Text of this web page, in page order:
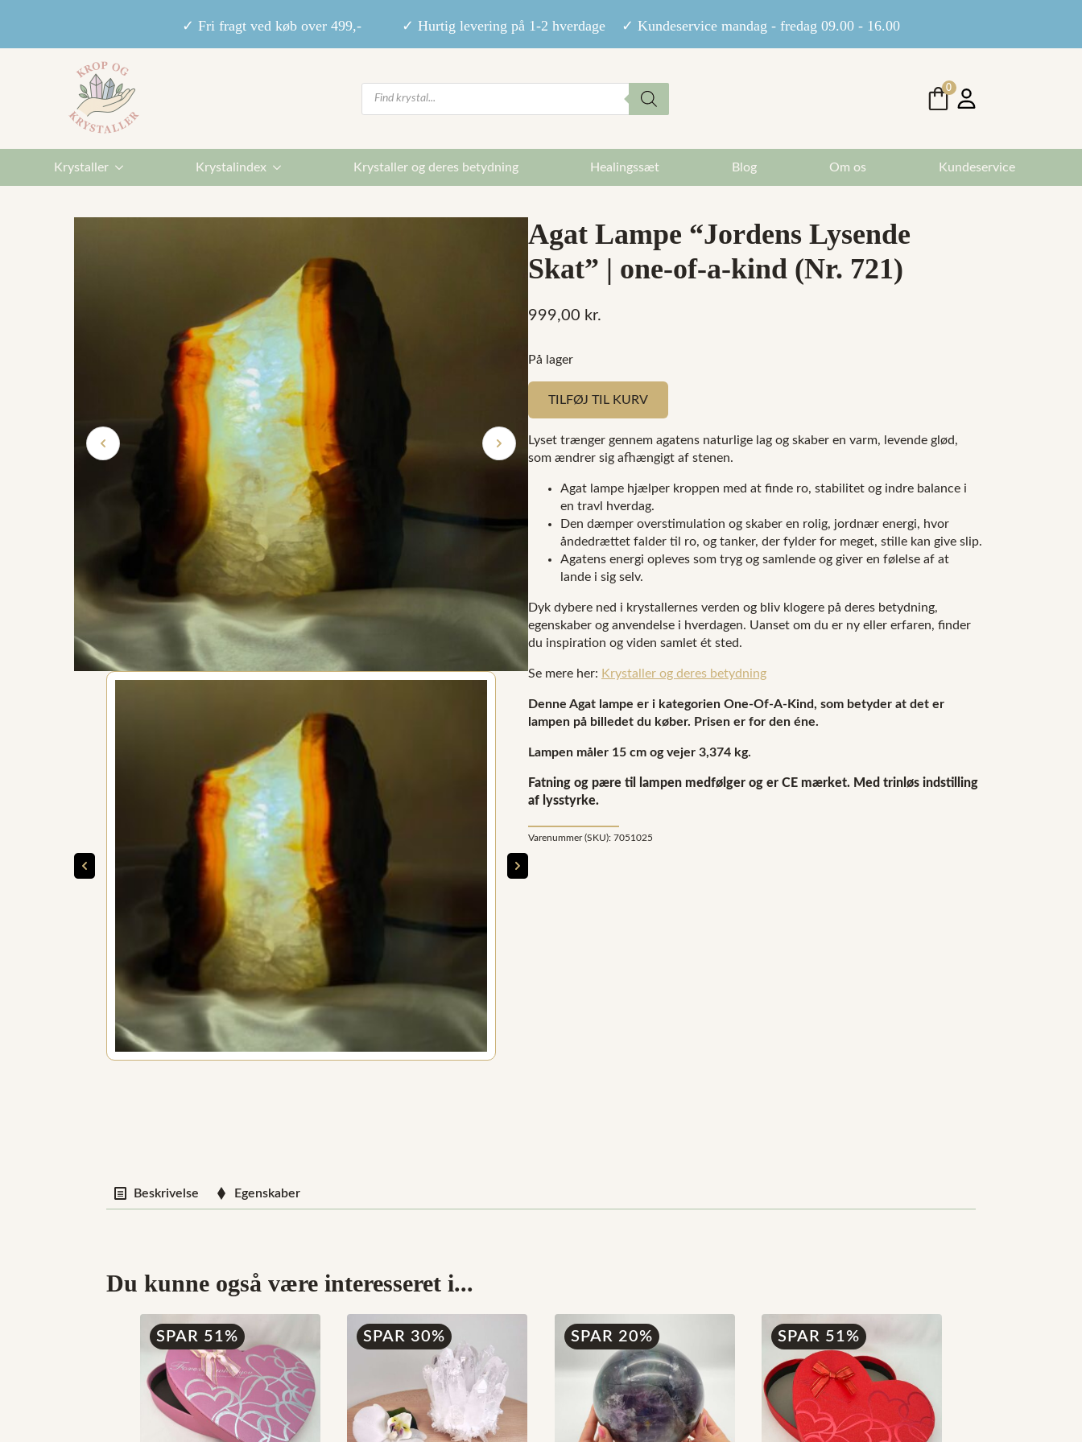
✓ Fri fragt ved køb over 499,- ✓ Hurtig levering på 1-2 hverdage ✓ Kundeservice mandag - fredag 09.00 - 16.00
Products
search
0
Krystaller Krystalindex Krystaller og deres betydning Healingssæt Blog Om os Kundeservice
Agat Lampe “Jordens Lysende
Skat” | one-of-a-kind (Nr. 721)
999,00 kr.
På lager
TILFØJ TIL KURV
Lyset trænger gennem agatens naturlige lag og skaber en varm, levende glød,
som ændrer sig afhængigt af stenen.
Agat lampe hjælper kroppen med at finde ro, stabilitet og indre balance i
en travl hverdag.
Den dæmper overstimulation og skaber en rolig, jordnær energi, hvor
åndedrættet falder til ro, og tanker, der fylder for meget, stille kan give slip.
Agatens energi opleves som tryg og samlende og giver en følelse af at
lande i sig selv.
Dyk dybere ned i krystallernes verden og bliv klogere på deres betydning,
egenskaber og anvendelse i hverdagen. Uanset om du er ny eller erfaren, finder
du inspiration og viden samlet ét sted.
Se mere her: Krystaller og deres betydning
Denne Agat lampe er i kategorien One-Of-A-Kind, som betyder at det er
lampen på billedet du køber. Prisen er for den éne.
Lampen måler 15 cm og vejer 3,374 kg.
Fatning og pære til lampen medfølger og er CE mærket. Med trinløs indstilling
af lysstyrke.
Varenummer (SKU): 7051025
Beskrivelse Egenskaber
Du kunne også være interesseret i...
SPAR 51% SPAR 30% SPAR 20% SPAR 51%